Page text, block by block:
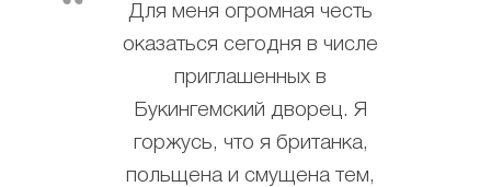
Для меня огромная честь
оказаться сегодня в числе
приглашенных в
Букингемский дворец. Я
горжусь, что я британка,
польщена и смущена тем,